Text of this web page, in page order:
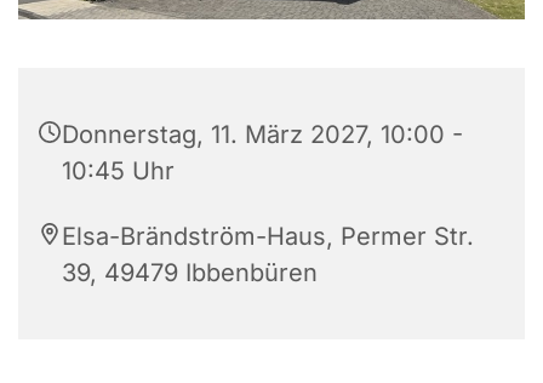
Donnerstag, 11. März 2027, 10:00 -
10:45 Uhr
Elsa-Brändström-Haus, Permer Str.
39, 49479 Ibbenbüren